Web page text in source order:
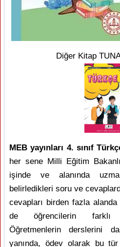
Diğer Kitap TUNA
MEB yayınları 4. sınıf
her sene Milli Eğitim
işinde ve alanında
belirledikleri soru ve
cevapları birden fazla
de öğrencilerin farklı
Öğretmenlerin derslerini
yanında, ödev olarak bu